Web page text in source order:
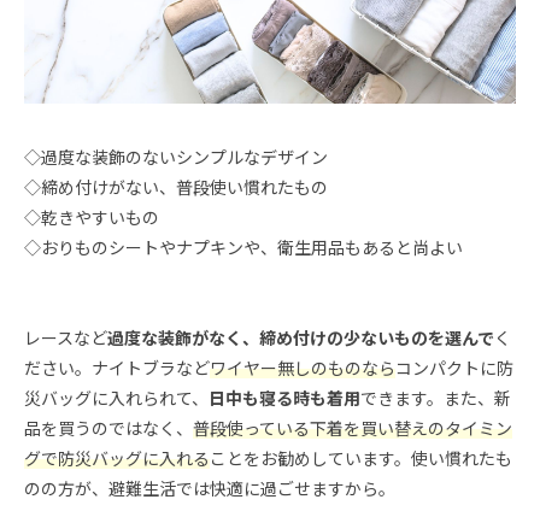
◇過度な装飾のないシンプルなデザイン
◇締め付けがない、普段使い慣れたもの
◇乾きやすいもの
◇おりものシートやナプキンや、衛生用品もあると尚よい
レースなど過度な装飾がなく、締め付けの少ないものを選んで く
ださい。ナイトブラなどワイヤー無しのものならコンパクトに防
災バッグに入れられて、 日中も寝る時も着用できます。また、新
品を買うのではなく、 普段使っている下着を買い替えのタイミン
グで防災バッグに入れることをお勧めしています。使い慣れたも
のの方が、避難生活では快適に過ごせますから。